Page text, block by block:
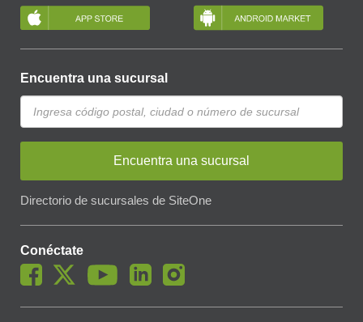
Encuentra una sucursal
Encuentra una sucursal
Directorio de sucursales de SiteOne
Conéctate